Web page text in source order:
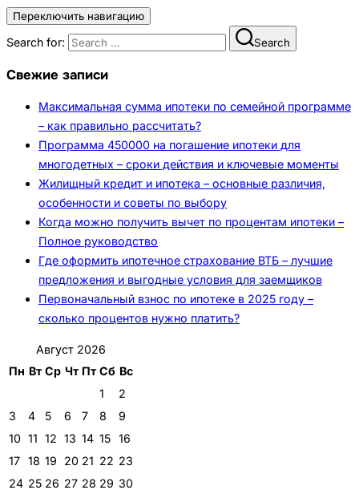
Переключить навигацию
Search for: Search
Свежие записи
Максимальная сумма ипотеки по семейной программе
– как правильно рассчитать?
Программа 450000 на погашение ипотеки для
многодетных – сроки действия и ключевые моменты
Жилищный кредит и ипотека – основные различия,
особенности и советы по выбору
Когда можно получить вычет по процентам ипотеки –
Полное руководство
Где оформить ипотечное страхование ВТБ – лучшие
предложения и выгодные условия для заемщиков
Первоначальный взнос по ипотеке в 2025 году –
сколько процентов нужно платить?
Август 2026
Пн Вт Ср Чт Пт Сб Вс
1
2
3
4 5 6 7 8
9
10 11 12 13 14 15 16
17 18 19 20 21 22 23
24 25 26 27 28 29 30